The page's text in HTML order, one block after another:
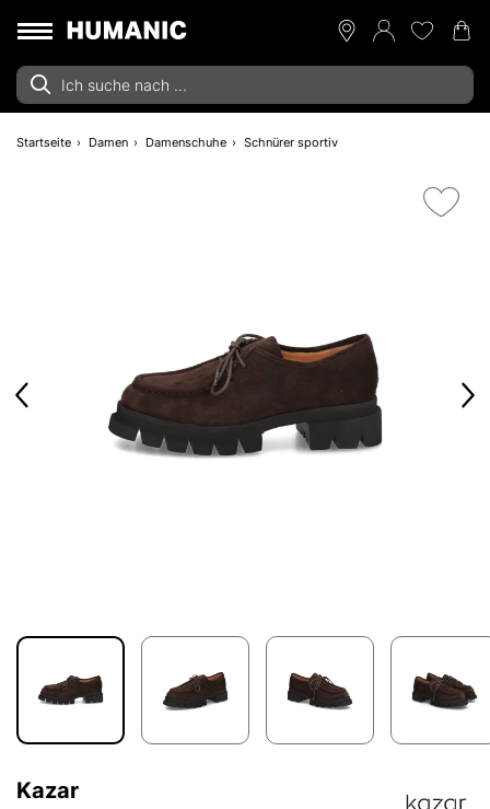
Startseite Damen Damenschuhe Schnürer sportiv
Kazar